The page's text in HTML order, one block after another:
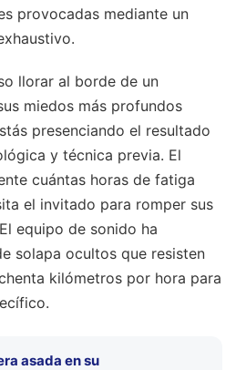
provocadas mediante un
llorar al borde de un
miedos más profundos
presenciando el resultado
y técnica previa. El
cuántas horas de fatiga
el invitado para romper sus
equipo de sonido ha
solapa ocultos que resisten
kilómetros por hora para
asada en su